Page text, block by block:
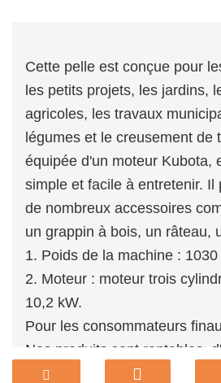
Cette pelle est conçue pour
les petits projets, les jardins,
agricoles, les travaux
légumes et le creusement de
équipée d'un moteur Kubota,
simple et facile à entretenir. Il
de nombreux accessoires
un grappin à bois, un râteau,
1. Poids de la machine : 1030
2. Moteur : moteur trois
10,2 kW.
Pour les consommateurs
Nos produits sont rentables,
exquise et ont une longue